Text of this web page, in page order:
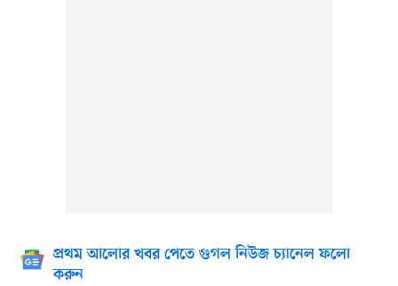
প্রথম আলোর খবর পেতে গুগল নিউজ চ্যানেল ফলো
করুন